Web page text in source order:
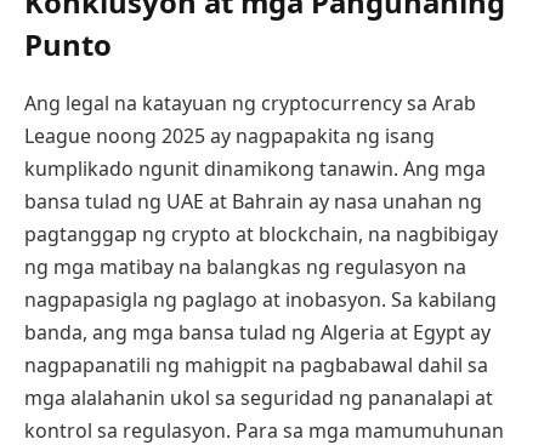
Punto
Ang legal na katayuan ng cryptocurrency sa Arab
League noong 2025 ay nagpapakita ng isang
kumplikado ngunit dinamikong tanawin. Ang mga
bansa tulad ng UAE at Bahrain ay nasa unahan ng
pagtanggap ng crypto at blockchain, na nagbibigay
ng mga matibay na balangkas ng regulasyon na
nagpapasigla ng paglago at inobasyon. Sa kabilang
banda, ang mga bansa tulad ng Algeria at Egypt ay
nagpapanatili ng mahigpit na pagbabawal dahil sa
mga alalahanin ukol sa seguridad ng pananalapi at
kontrol sa regulasyon. Para sa mga mamumuhunan